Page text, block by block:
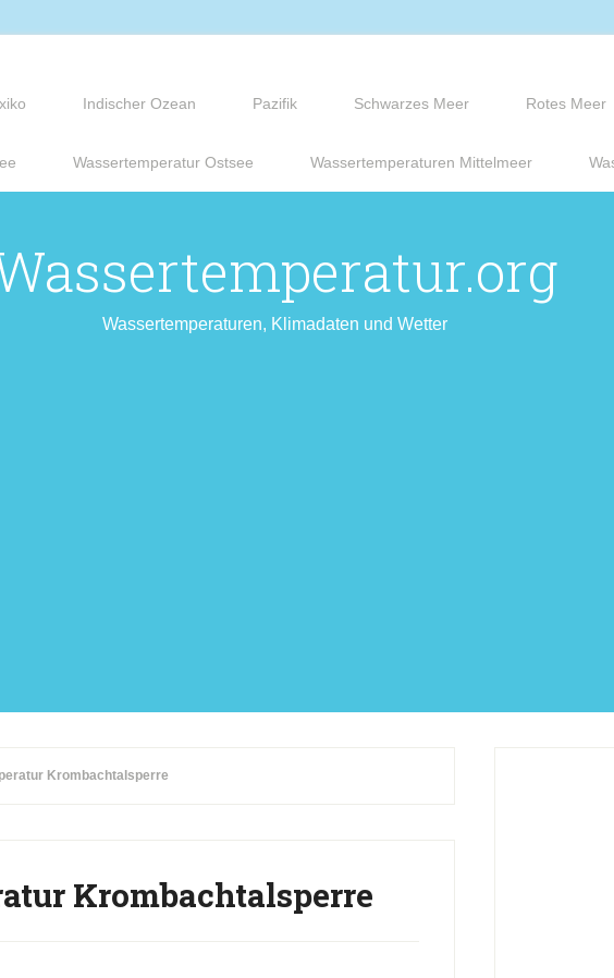
Indischer Ozean Pazifik Schwarzes Meer Rotes Meer
Wassertemperatur Ostsee Wassertemperaturen Mittelmeer
Wassertemperaturen, Klimadaten und Wetter
Krombachtalsperre
Krombachtalsperre